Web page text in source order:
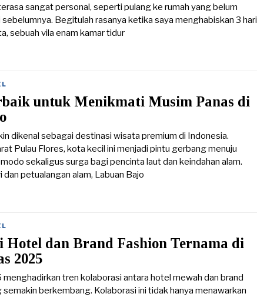
sangat personal, seperti pulang ke rumah yang belum
Begitulah rasanya ketika saya menghabiskan 3 hari
sebuah vila enam kamar tidur
untuk Menikmati Musim Panas di
dikenal sebagai destinasi wisata premium di Indonesia.
Pulau Flores, kota kecil ini menjadi pintu gerbang menuju
sekaligus surga bagi pencinta laut dan keindahan alam.
dan petualangan alam, Labuan Bajo
Hotel dan Brand Fashion Ternama di
2025
tren kolaborasi antara hotel mewah dan brand
berkembang. Kolaborasi ini tidak hanya menawarkan